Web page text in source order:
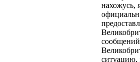
нахожусь,
ситуацию,